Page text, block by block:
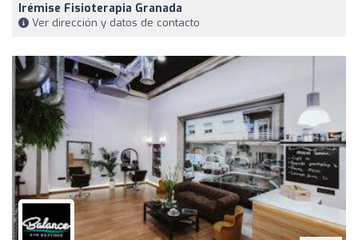
Irémise Fisioterapia Granada
Ver dirección y datos de contacto